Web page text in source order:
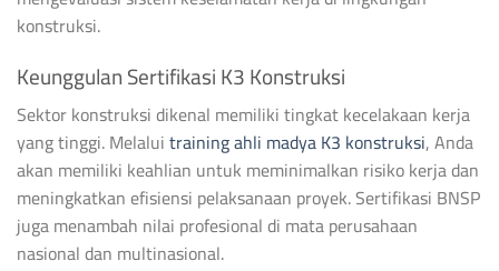
konstruksi.
Keunggulan Sertifikasi K3 Konstruksi
Sektor konstruksi dikenal memiliki tingkat kecelakaan kerja
yang tinggi. Melaluitraining ahli madya K3 konstruksi, Anda
akan memiliki keahlian untuk meminimalkan risiko kerja dan
meningkatkan efisiensi pelaksanaan proyek. Sertifikasi BNSP
juga menambah nilai profesional di mata perusahaan
nasional dan multinasional.